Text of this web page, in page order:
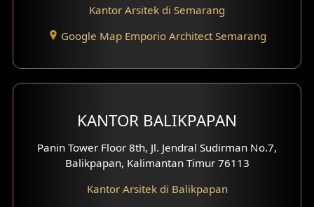
Desain Pantry
Fasad Rumah Villa Bali
Desain Split Level
Desain Wallpanel
Kantor Arsitek di Semarang
Google Map Emporio Architect Semarang
KANTOR BALIKPAPAN
Panin Tower Floor 8th, Jl. Jendral Sudirman No.7,
Balikpapan, Kalimantan Timur 76113
Kantor Arsitek di Balikpapan